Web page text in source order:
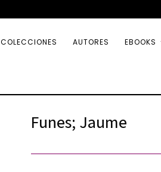
COLECCIONES AUTORES EBOOKS
Funes; Jaume